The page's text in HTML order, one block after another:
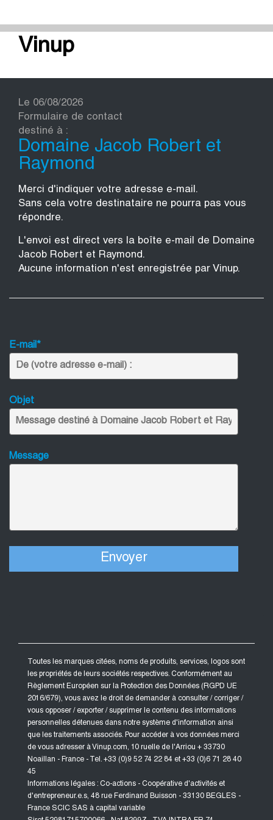
Vinup
Le 06/08/2026
Formulaire de contact
destiné à :
Domaine Jacob Robert et
Raymond
Merci d'indiquer votre adresse e-mail.
Sans cela votre destinataire ne pourra pas vous
répondre.
L'envoi est direct vers la boîte e-mail de Domaine
Jacob Robert et Raymond.
Aucune information n'est enregistrée par Vinup.
E-mail*
Objet
Message
Toutes les marques citées, noms de produits, services, logos sont
les propriétés de leurs sociétés respectives. Conformément au
Règlement Européen sur la Protection des Données (RGPD UE
2016/679), vous avez le droit de demander à consulter / corriger /
vous opposer / exporter / supprimer le contenu des informations
personnelles détenues dans notre système d'information ainsi
que les traitements associés. Pour accéder à vos données merci
de vous adresser à Vinup.com, 10 ruelle de l'Arriou + 33730
Noaillan - France - Tel. +33 (0)9 52 74 22 84 et +33 (0)6 71 28 40
45
Informations légales : Co-actions - Coopérative d'activités et
d'entrepreneur.e.s, 48 rue Ferdinand Buisson - 33130 BEGLES -
France SCIC SAS à capital variable